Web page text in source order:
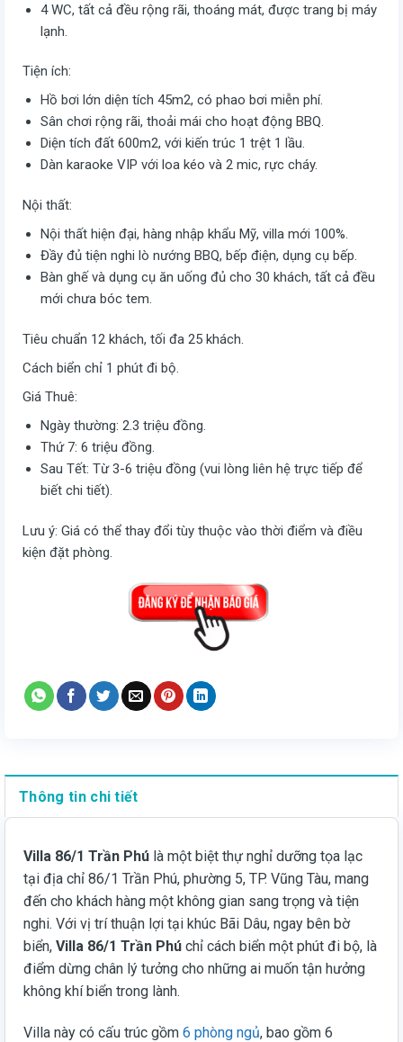
4 WC, tất cả đều rộng rãi, thoáng mát, được trang bị máy
lạnh.
Tiện ích:
Hồ bơi lớn diện tích 45m2, có phao bơi miễn phí.
Sân chơi rộng rãi, thoải mái cho hoạt động BBQ.
Diện tích đất 600m2, với kiến trúc 1 trệt 1 lầu.
Dàn karaoke VIP với loa kéo và 2 mic, rực cháy.
Nội thất:
Nội thất hiện đại, hàng nhập khẩu Mỹ, villa mới 100%.
Đầy đủ tiện nghi lò nướng BBQ, bếp điện, dụng cụ bếp.
Bàn ghế và dụng cụ ăn uống đủ cho 30 khách, tất cả đều
mới chưa bóc tem.
Tiêu chuẩn 12 khách, tối đa 25 khách.
Cách biển chỉ 1 phút đi bộ.
Giá Thuê:
Ngày thường: 2.3 triệu đồng.
Thứ 7: 6 triệu đồng.
Sau Tết: Từ 3-6 triệu đồng (vui lòng liên hệ trực tiếp để
biết chi tiết).
Lưu ý: Giá có thể thay đổi tùy thuộc vào thời điểm và điều
kiện đặt phòng.
Thông tin chi tiết
Villa 86/1 Trần Phú là một biệt thự nghỉ dưỡng tọa lạc
tại địa chỉ 86/1 Trần Phú, phường 5, TP. Vũng Tàu, mang
đến cho khách hàng một không gian sang trọng và tiện
nghi. Với vị trí thuận lợi tại khúc Bãi Dâu, ngay bên bờ
biển, Villa 86/1 Trần Phú chỉ cách biển một phút đi bộ, là
điểm dừng chân lý tưởng cho những ai muốn tận hưởng
không khí biển trong lành.
Villa này có cấu trúc gồm 6 phòng ngủ, bao gồm 6